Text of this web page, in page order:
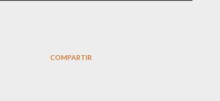
COMPARTIR